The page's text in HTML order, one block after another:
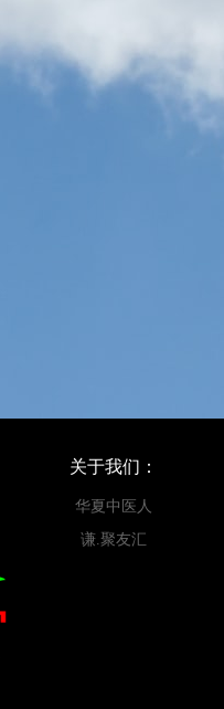
关于我们：
华夏中医人
谦.聚友汇